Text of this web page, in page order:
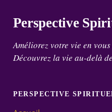
Perspective
Améliorez votre vie en
Découvrez la vie au-delà
PERSPECTIVE